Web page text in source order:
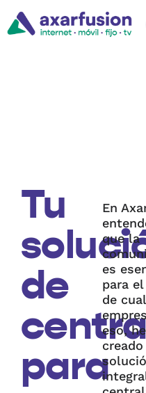
Tu
de
para
En
que la
es
para
de
eso,